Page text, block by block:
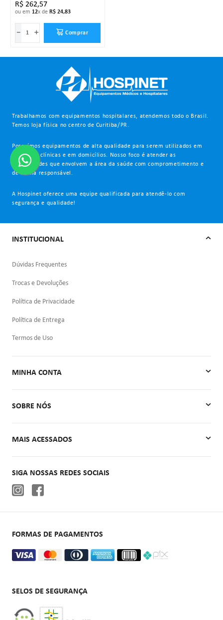
R$ 262,57
ou em 12x de R$ 24,83
＋
－ Comprar
Trabalhamos com equipamentos hospitalares, atendemos todo o Brasil.
Temos loja física no centro de Curitiba/PR.
Possuímos equipamentos de alta qualidade para serem utilizados em
hospitais, clínicas e em domicílios. Nosso foco é atender as
necessidades que envolvem a área da saúde com comprometimento e
de forma responsável.
A Hospinet oferece uma equipe qualificada para atendê-lo com
segurança e qualidade!
INSTITUCIONAL
Dúvidas Frequentes
Trocas e Devoluções
Política de Privacidade
Política de Entrega
Termos de Uso
MINHA CONTA
SOBRE NÓS
MAIS ACESSADOS
Cadeiras de rodas
SIGA NOSSAS REDES SOCIAIS
FORMAS DE PAGAMENTOS
SELOS DE SEGURANÇA